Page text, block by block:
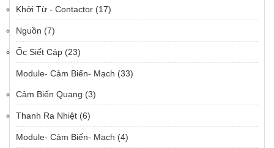
Khởi Từ - Contactor (17)
Nguồn (7)
Ốc Siết Cáp (23)
Module- Cảm Biến- Mạch (33)
Cảm Biến Quang (3)
Thanh Ra Nhiệt (6)
Module- Cảm Biến- Mạch (4)